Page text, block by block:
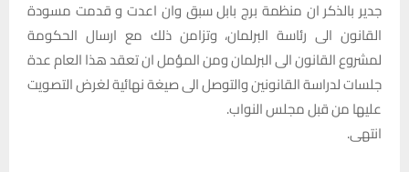
جدير بالذكر ان منظمة برج بابل سبق وان اعدت و قدمت مسودة
القانون الى رئاسة البرلمان، وتزامن ذلك مع ارسال الحكومة
لمشروع القانون الى البرلمان ومن المؤمل ان تعقد هذا العام عدة
جلسات لدراسة القانونين والتوصل الى صيغة نهائية لغرض التصويت
عليها من قبل مجلس النواب.
انتهى.